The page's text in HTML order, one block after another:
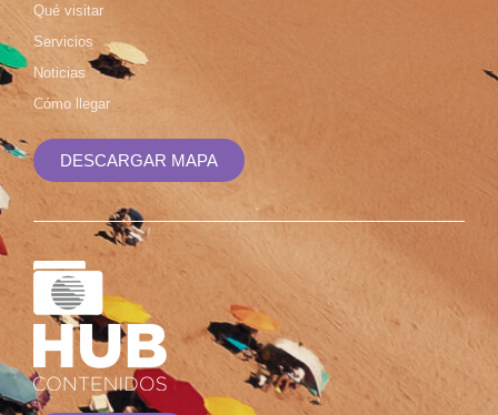
Qué visitar
Servicios
Noticias
Cómo llegar
DESCARGAR MAPA